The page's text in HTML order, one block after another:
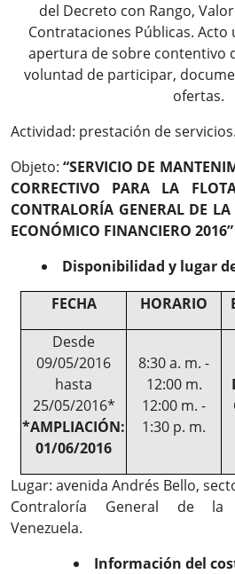
del Decreto con Rango,
Contrataciones Públicas. Acto
apertura de sobre contentivo
voluntad de participar,
ofertas.
Actividad: prestación de servicios.
Objeto:“SERVICIO DE
CORRECTIVO PARA LA
CONTRALORÍA GENERAL DE LA
ECONÓMICO FINANCIERO 2016”
Disponibilidad y lugar
FECHA
HORARIO
Desde
09/05/2016
hasta
25/05/2016*
*AMPLIACIÓN:
01/06/2016
8:30 a. m. -
12:00 m.
12:00 m. -
1:30 p. m.
Lugar: avenida Andrés Bello,
Contraloría General de la
Venezuela.
Información del